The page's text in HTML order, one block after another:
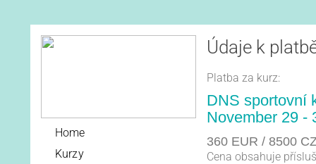
Home
Kurzy
Údaje k
Platba za kurz:
DNS sportovní
November 29 -
360 EUR / 8500
Cena obsahuje